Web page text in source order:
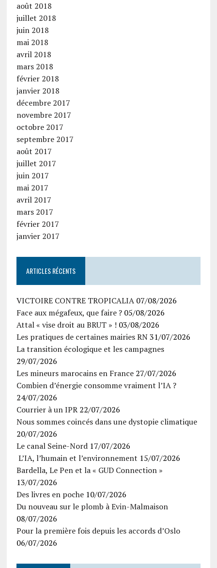
août 2018
juillet 2018
juin 2018
mai 2018
avril 2018
mars 2018
février 2018
janvier 2018
décembre 2017
novembre 2017
octobre 2017
septembre 2017
août 2017
juillet 2017
juin 2017
mai 2017
avril 2017
mars 2017
février 2017
janvier 2017
ARTICLES RÉCENTS
VICTOIRE CONTRE TROPICALIA 07/08/2026
Face aux mégafeux, que faire ? 05/08/2026
Attal « vise droit au BRUT » ! 03/08/2026
Les pratiques de certaines mairies RN 31/07/2026
La transition écologique et les campagnes
29/07/2026
Les mineurs marocains en France 27/07/2026
Combien d’énergie consomme vraiment l’IA ?
24/07/2026
Courrier à un IPR 22/07/2026
Nous sommes coincés dans une dystopie climatique
20/07/2026
Le canal Seine-Nord 17/07/2026
L’IA, l’humain et l’environnement 15/07/2026
Bardella, Le Pen et la « GUD Connection »
13/07/2026
Des livres en poche 10/07/2026
Du nouveau sur le plomb à Evin-Malmaison
08/07/2026
Pour la première fois depuis les accords d’Oslo
06/07/2026